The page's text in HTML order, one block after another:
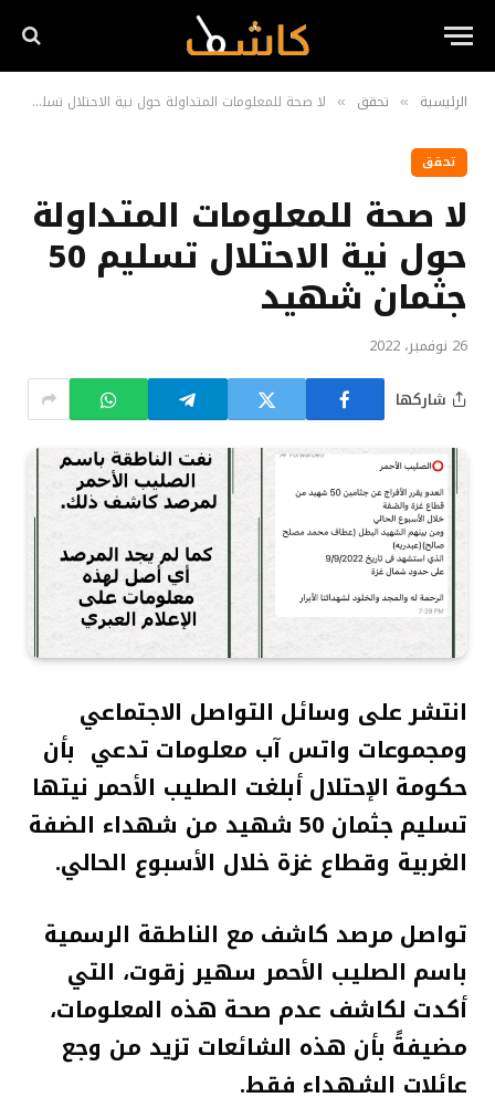
الرئيسية » تحقق » لا صحة للمعلومات المتداولة حول نية الاحتلال تسليم 50 جثمان شهيد
تحقق
لا صحة للمعلومات المتداولة
حول نية الاحتلال تسليم 50
جثمان شهيد
26 نوفمبر، 2022
شاركها
انتشر على وسائل التواصل الاجتماعي
ومجموعات واتس آب معلومات تدعي بأن
حكومة الإحتلال أبلغت الصليب الأحمر نيتها
تسليم جثمان 50 شهيد من شهداء الضفة
الغربية وقطاع غزة خلال الأسبوع الحالي.
تواصل مرصد كاشف مع الناطقة الرسمية
باسم الصليب الأحمر سهير زقوت، التي
أكدت لكاشف عدم صحة هذه المعلومات،
مضيفةً بأن هذه الشائعات تزيد من وجع
عائلات الشهداء فقط.